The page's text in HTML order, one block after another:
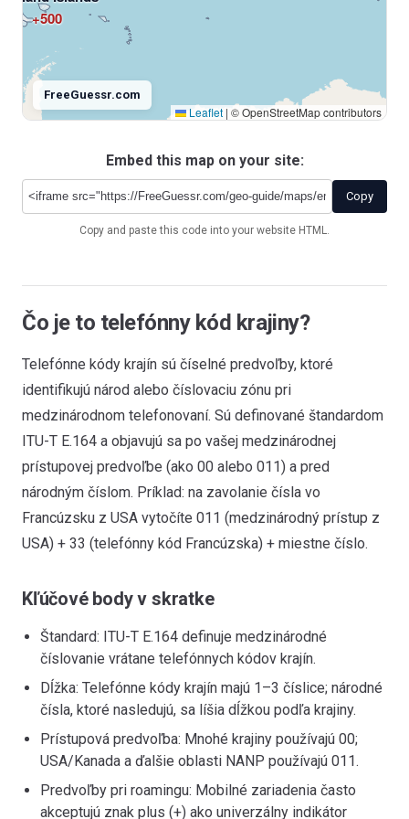
+500
Antarctica
+672
Leaflet | © OpenStreetMap contributors
FreeGuessr.com
Embed this map on your site:
Copy
Copy and paste this code into your website HTML.
Čo je to telefónny kód krajiny?
Telefónne kódy krajín sú číselné predvoľby, ktoré
identifikujú národ alebo číslovaciu zónu pri
medzinárodnom telefonovaní. Sú definované štandardom
ITU-T E.164 a objavujú sa po vašej medzinárodnej
prístupovej predvoľbe (ako 00 alebo 011) a pred
národným číslom. Príklad: na zavolanie čísla vo
Francúzsku z USA vytočíte 011 (medzinárodný prístup z
USA) + 33 (telefónny kód Francúzska) + miestne číslo.
Kľúčové body v skratke
Štandard: ITU-T E.164 definuje medzinárodné
číslovanie vrátane telefónnych kódov krajín.
Dĺžka: Telefónne kódy krajín majú 1–3 číslice; národné
čísla, ktoré nasledujú, sa líšia dĺžkou podľa krajiny.
Prístupová predvoľba: Mnohé krajiny používajú 00;
USA/Kanada a ďalšie oblasti NANP používajú 011.
Predvoľby pri roamingu: Mobilné zariadenia často
akceptujú znak plus (+) ako univerzálny indikátor